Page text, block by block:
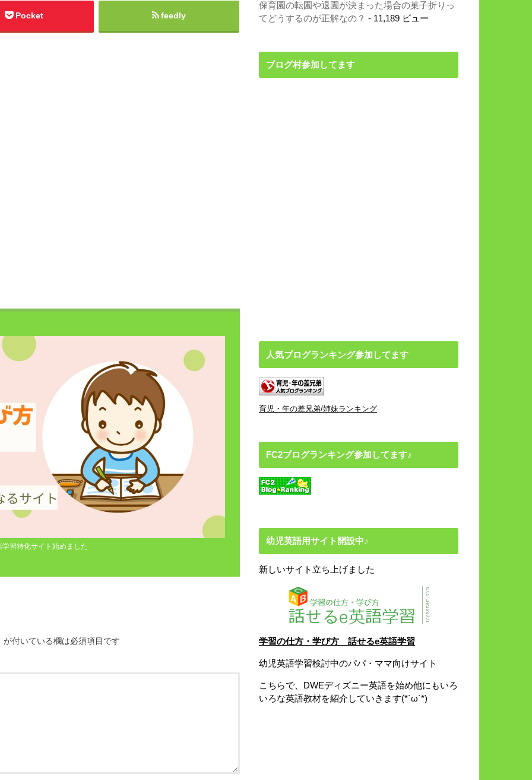
Pocket feedly
学習特化サイト始めました
が付いている欄は必須項目です
保育園の転園や退園が決まった場合の菓子折りっ
てどうするのが正解なの？ - 11,189 ビュー
ブログ村参加してます
人気ブログランキング参加してます
育児・年の差兄弟/姉妹ランキング
FC2ブログランキング参加してます♪
幼児英語用サイト開設中♪
新しいサイト立ち上げました
学習の仕方・学び方 話せるe英語学習
幼児英語学習検討中のパパ・ママ向けサイト
こちらで、DWEディズニー英語を始め他にもいろ
いろな英語教材を紹介していきます(*´ω`*)